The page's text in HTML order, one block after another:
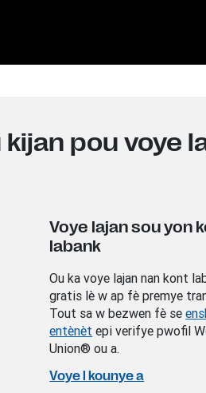
pou voye
Voye lajan sou yon
labank
Ou ka voye lajan nan kont
gratis lè w ap fè premye
Tout sa w bezwen fè se
entènèt epi verifye pwofil
Union® ou a.
Voye l kounye a